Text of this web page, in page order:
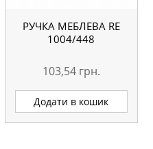
РУЧКА МЕБЛЕВА RE
1004/448
103,54 грн.
Додати в кошик